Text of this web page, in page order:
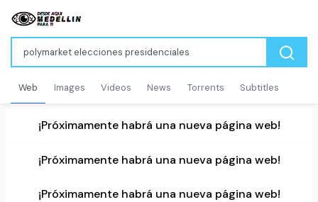
Web Images Videos News Torrents Subtitles
¡Próximamente habrá una nueva página web!
¡Próximamente habrá una nueva página web!
¡Próximamente habrá una nueva página web!